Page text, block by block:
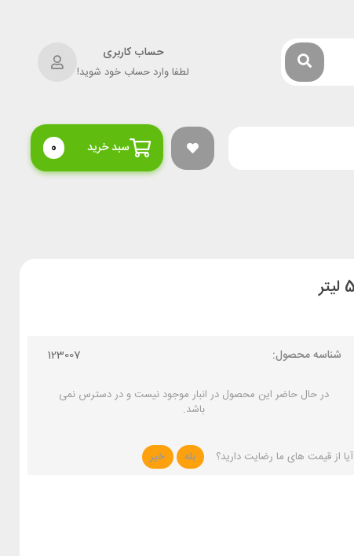
حساب کاربری
لطفا وارد حساب خود شوید!
سبد خرید 0
شناسه محصول: 123007
در حال حاضر این محصول در انبار موجود نیست و در دسترس نمی
باشد.
آیا از قیمت های ما رضایت دارید؟ بله خیر